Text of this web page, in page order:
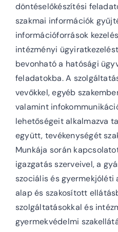
döntéselőkészítési
szakmai információk
információforrások
intézményi
bevonható a hatósági
feladatokba. A
vevőkkel, egyéb
valamint
lehetőségeit alkalmazva
együtt, tevékenységét
Munkája során
igazgatás szerveivel, a
szociális és gyermekjóléti
alap és szakosított
szolgáltatásokkal és
gyermekvédelmi